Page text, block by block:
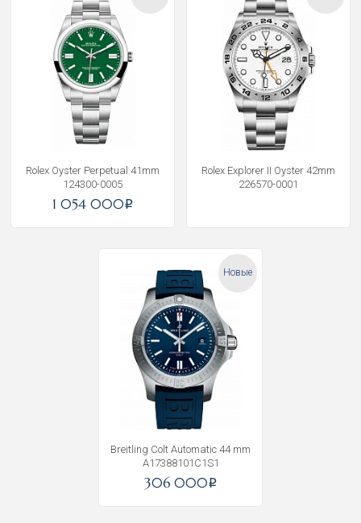
Rolex Oyster Perpetual 41mm
124300-0005
1 054 000i
Rolex Explorer II Oyster 42mm
226570-0001
Новые
Breitling Colt Automatic 44 mm
A17388101C1S1
306 000i
Получать на почту